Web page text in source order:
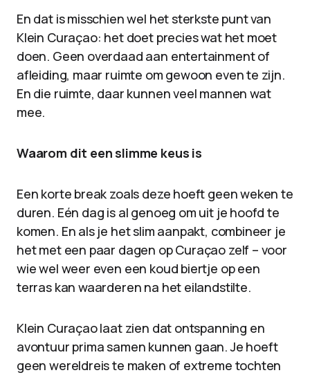
En dat is misschien wel het sterkste punt van
Klein Curaçao: het doet precies wat het moet
doen. Geen overdaad aan entertainment of
afleiding, maar ruimte om gewoon even te zijn.
En die ruimte, daar kunnen veel mannen wat
mee.
Waarom dit een slimme keus is
Een korte break zoals deze hoeft geen weken te
duren. Eén dag is al genoeg om uit je hoofd te
komen. En als je het slim aanpakt, combineer je
het met een paar dagen op Curaçao zelf – voor
wie wel weer even een koud biertje op een
terras kan waarderen na het eilandstilte.
Klein Curaçao laat zien dat ontspanning en
avontuur prima samen kunnen gaan. Je hoeft
geen wereldreis te maken of extreme tochten